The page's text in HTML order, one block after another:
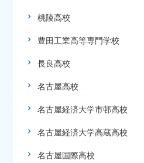
桃陵高校
豊田工業高等専門学校
長良高校
名古屋高校
名古屋経済大学市邨高校
名古屋経済大学高蔵高校
名古屋国際高校